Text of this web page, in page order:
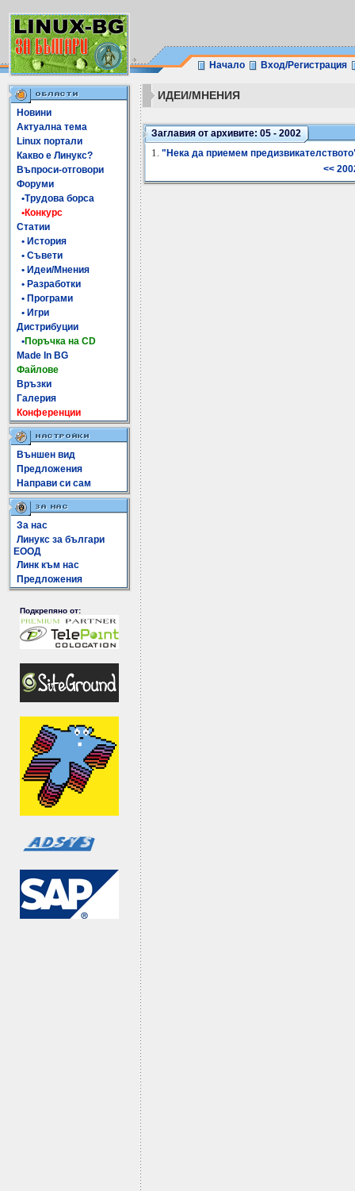
Начало Вход/Регистрация
Новини
Актуална тема
Linux портали
Какво е Линукс?
Въпроси-отговори
Форуми
•Трудова борса
•Конкурс
Статии
• История
• Съвети
• Идеи/Мнения
• Разработки
• Програми
• Игри
Дистрибуции
•Поръчка на CD
Made In BG
Файлове
Връзки
Галерия
Конференции
Външен вид
Предложения
Направи си сам
За нас
Линукс за българи
ЕООД
Линк към нас
Предложения
Подкрепяно от:
ИДЕИ/МНЕНИЯ
Заглавия от архивите: 05 - 2002
1. "Нека да приемем
<<